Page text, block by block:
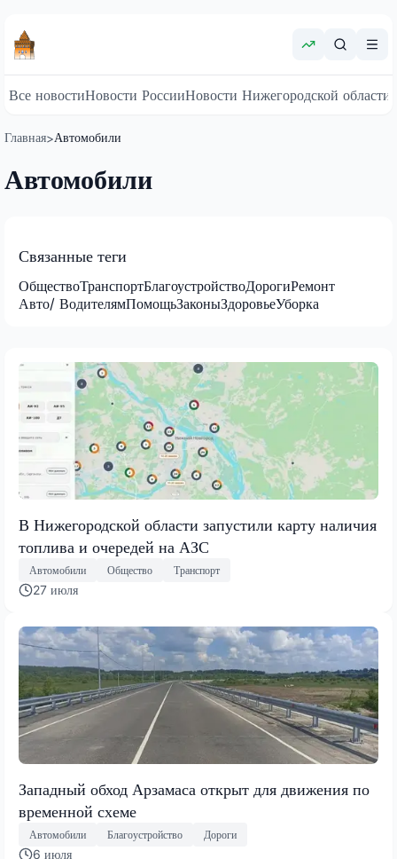
Все новостиНовости РоссииНовости Нижегородской области
Главная>Автомобили
Автомобили
Связанные теги
ОбществоТранспортБлагоустройствоДорогиРемонт
Авто/ ВодителямПомощьЗаконыЗдоровьеУборка
В Нижегородской области запустили карту наличия
топлива и очередей на АЗС
Автомобили Общество Транспорт
27 июля
Западный обход Арзамаса открыт для движения по
временной схеме
Автомобили Благоустройство Дороги
6 июля